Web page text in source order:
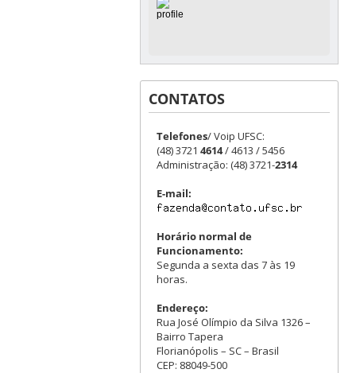
CONTATOS
Telefones/ Voip UFSC:
(48) 3721 4614/ 4613 / 5456
Administração: (48) 3721-2314
E-mail:
Horário normal de
Funcionamento:
Segunda a sexta das 7 às 19
horas.
Endereço:
Rua José Olímpio da Silva 1326 –
Bairro Tapera
Florianópolis – SC – Brasil
CEP: 88049-500